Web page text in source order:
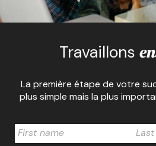
Travaillons
La première étape de votre
plus simple mais la plus